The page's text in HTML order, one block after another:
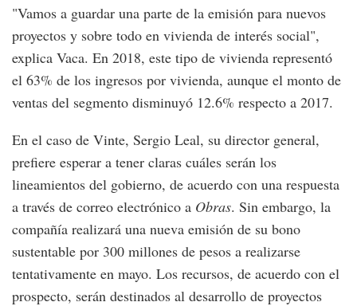
"Vamos a guardar una parte de la emisión para nuevos
proyectos y sobre todo en vivienda de interés social",
explica Vaca. En 2018, este tipo de vivienda representó
el 63% de los ingresos por vivienda, aunque el monto de
ventas del segmento disminuyó 12.6% respecto a 2017.
En el caso de Vinte, Sergio Leal, su director general,
prefiere esperar a tener claras cuáles serán los
lineamientos del gobierno, de acuerdo con una respuesta
a través de correo electrónico a Obras. Sin embargo, la
compañía realizará una nueva emisión de su bono
sustentable por 300 millones de pesos a realizarse
tentativamente en mayo. Los recursos, de acuerdo con el
prospecto, serán destinados al desarrollo de proyectos